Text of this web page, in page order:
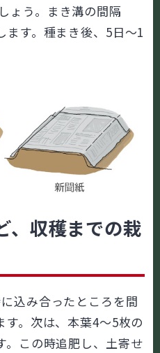
ょう。まき溝の間隔
ます。種まき後、5日～1
、収穫までの栽
込み合ったところを間
。次は、本葉4～5枚の
。この時追肥し、土寄せ